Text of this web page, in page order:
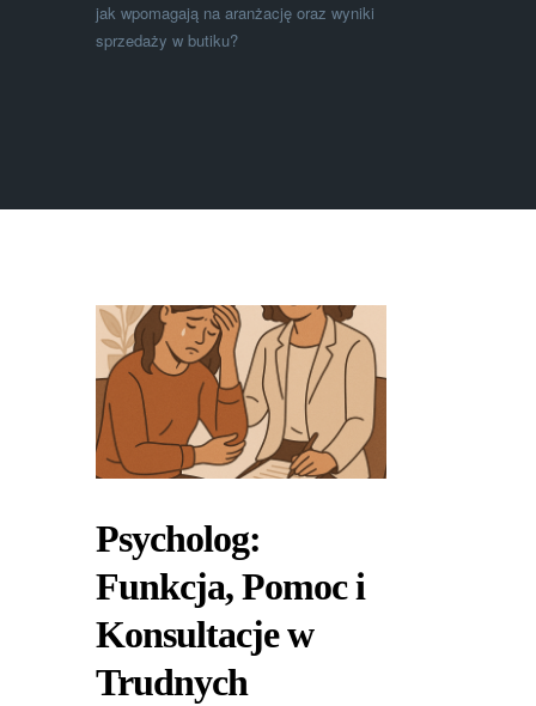
jak wpomagają na aranżację oraz wyniki
sprzedaży w butiku?
Psycholog:
Funkcja, Pomoc i
Konsultacje w
Trudnych